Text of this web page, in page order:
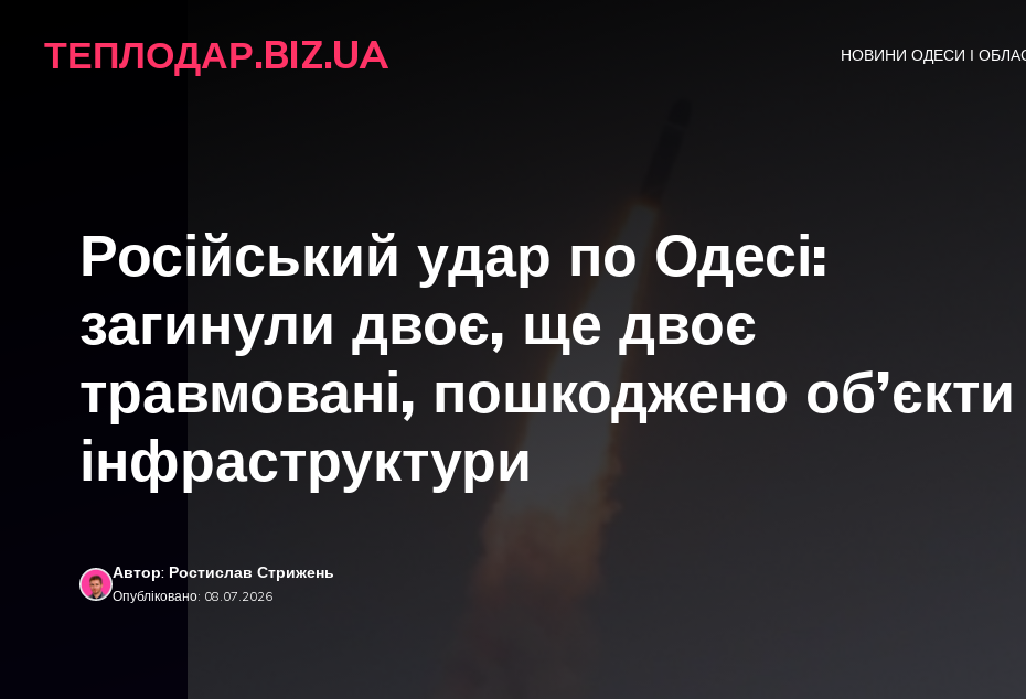
ТЕПЛОДАР.BIZ.UA НОВИНИ ОДЕСИ І
Російський удар по Одесі:
загинули двоє, ще двоє
травмовані, пошкоджено об’єкти
інфраструктури
Автор: Ростислав Стрижень
Опубліковано: 08.07.2026